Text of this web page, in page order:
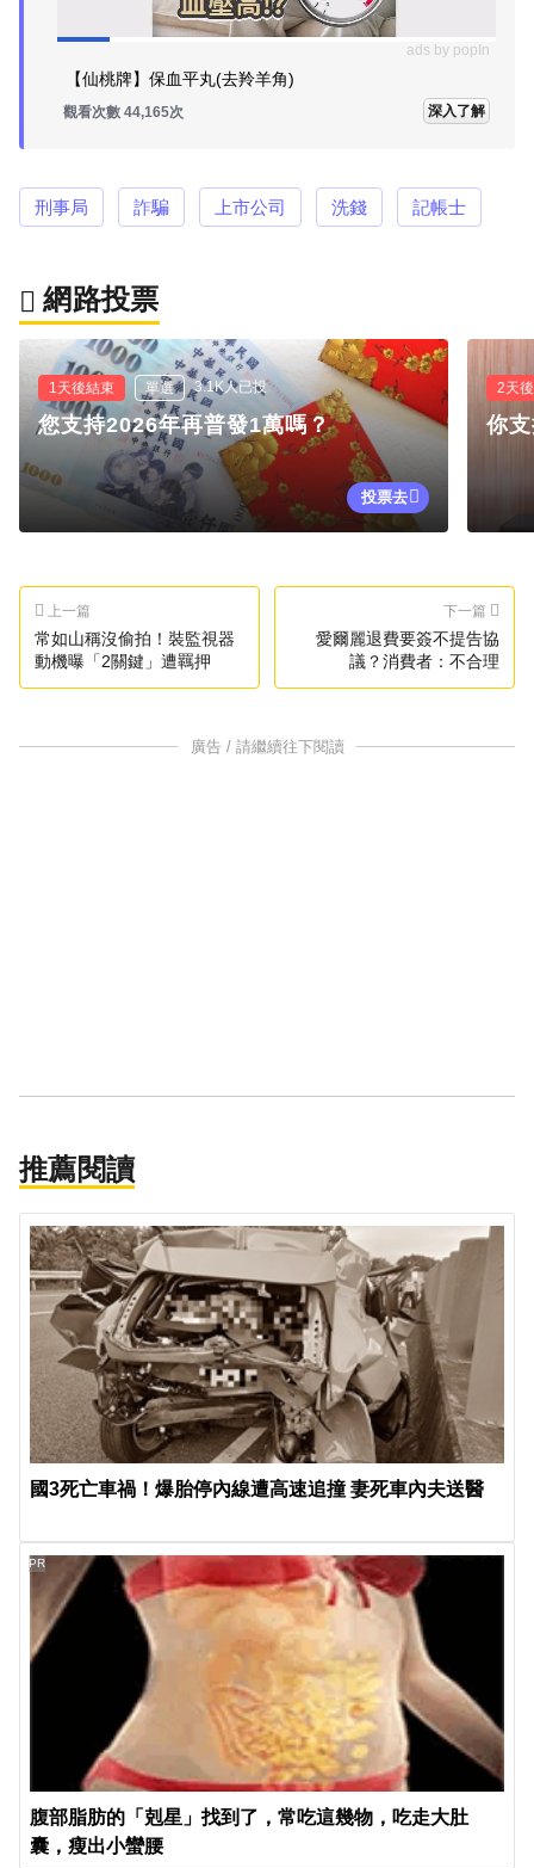
ads by popIn
【仙桃牌】保血平丸(去羚羊角)
觀看次數 44,165次 深入了解
刑事局 詐騙 上市公司 洗錢 記帳士
網路投票
1天後結束 單選 3.1K人已投
您支持2026年再普發1萬嗎？
投票去
2天
你
上一篇
常如山稱沒偷拍！裝監視器
動機曝「2關鍵」遭羈押
下一篇
愛爾麗退費要簽不提告協
議？消費者：不合理
廣告 / 請繼續往下閱讀
推薦閱讀
國3死亡車禍！爆胎停內線遭高速追撞 妻死車內夫送醫
腹部脂肪的「剋星」找到了，常吃這幾物，吃走大肚
囊，瘦出小蠻腰
PR